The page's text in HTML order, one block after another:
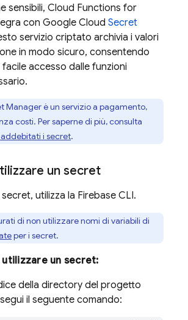
sensibili, Cloud Functions for
con Google Cloud Secret
servizio criptato archivia i valori
in modo sicuro, consentendo
accesso dalle funzioni
Managerè un servizio a pagamento,
costi. Per saperne di più, consulta
i secret.
un secret
utilizza la Firebase CLI.
di non utilizzare nomi di variabili di
per i secret.
un secret:
della directory del progetto
il seguente comando: